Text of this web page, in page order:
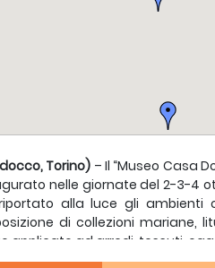
Torino) – Il “Museo Casa
nelle giornate del 2-3-4
alla luce gli ambienti
di collezioni mariane,
applicato ad arredi, tessuti,